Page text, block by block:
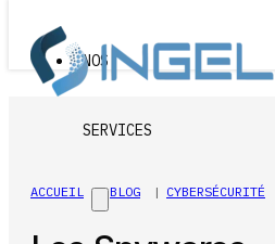
NOS
SERVICES
ACCUEIL BLOG CYBERSÉCURITÉ